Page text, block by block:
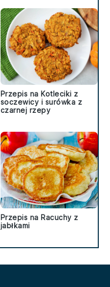
Przepis na Kotleciki z
soczewicy i surówka z
czarnej rzepy
Przepis na Racuchy z
jabłkami